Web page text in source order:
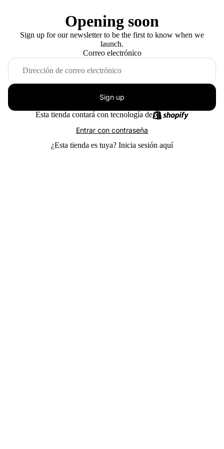
Opening soon
Sign up for our newsletter to be the first to know when we
launch.
Correo electrónico
Sign up
Esta tienda contará con tecnología de
Entrar con contraseña
¿Esta tienda es tuya? Inicia sesión aquí